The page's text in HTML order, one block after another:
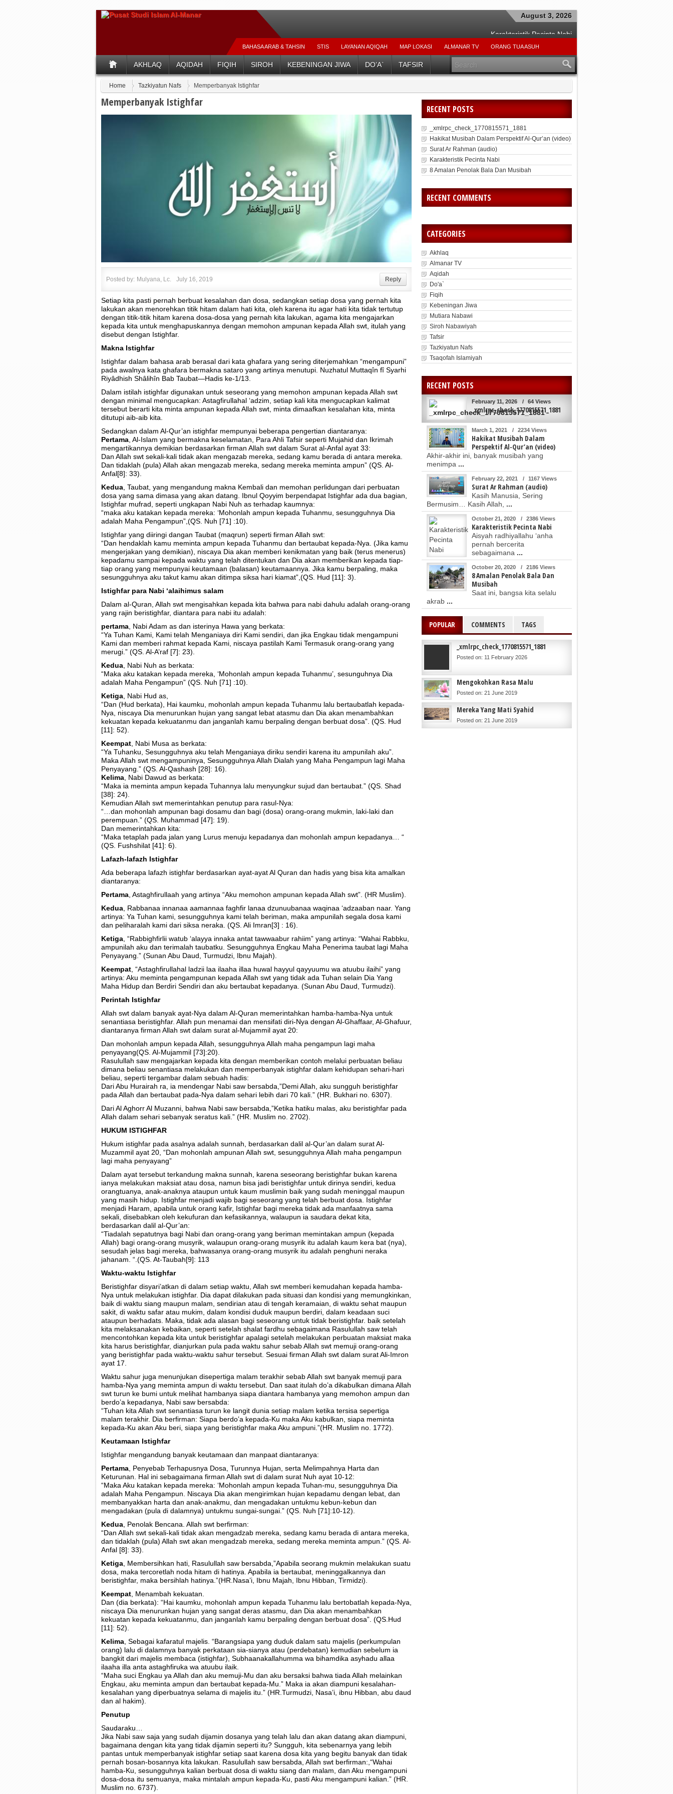
August 3, 2026
Karakteristik Pecinta Nabi
Beban Dan Tanggung Jawab Suami
Belajar Dari Sang Teladan Ibrahim Alaihis Salam
Hindari Kemunafikan
BAHASA ARAB & TAHSIN STIS LAYANAN AQIQAH MAP LOKASI ALMANAR TV ORANG TUA ASUH
AKHLAQ AQIDAH FIQIH SIROH KEBENINGAN JIWA DO’A` TAFSIR
Home Tazkiyatun Nafs Memperbanyak Istighfar
Memperbanyak Istighfar
Posted by: Mulyana, Lc. July 16, 2019 Reply
Setiap kita pasti pernah berbuat kesalahan dan dosa, sedangkan setiap dosa yang pernah kita
lakukan akan menorehkan titik hitam dalam hati kita, oleh karena itu agar hati kita tidak tertutup
dengan titik-titik hitam karena dosa-dosa yang pernah kita lakukan, agama kita mengajarkan
kepada kita untuk menghapuskannya dengan memohon ampunan kepada Allah swt, itulah yang
disebut dengan Istighfar.
Makna Istighfar
Istighfar dalam bahasa arab berasal dari kata ghafara yang sering diterjemahkan “mengampuni”
pada awalnya kata ghafara bermakna sataro yang artinya menutupi. Nuzhatul Muttaqîn fî Syarhi
Riyâdhish Shâlihîn Bab Taubat—Hadis ke-1/13.
Dalam istilah istighfar digunakan untuk seseorang yang memohon ampunan kepada Allah swt
dengan minimal mengucapkan: Astagfirullahal ‘adzim, setiap kali kita mengucapkan kalimat
tersebut berarti kita minta ampunan kepada Allah swt, minta dimaafkan kesalahan kita, minta
ditutupi aib-aib kita.
Sedangkan dalam Al-Qur’an istighfar mempunyai beberapa pengertian diantaranya:
Pertama, Al-Islam yang bermakna keselamatan, Para Ahli Tafsir seperti Mujahid dan Ikrimah
mengartikannya demikian berdasarkan firman Allah swt dalam Surat al-Anfal ayat 33:
Dan Allah swt sekali-kali tidak akan mengazab mereka, sedang kamu berada di antara mereka.
Dan tidaklah (pula) Allah akan mengazab mereka, sedang mereka meminta ampun” (QS. Al-
Anfal[8]: 33).
Kedua, Taubat, yang mengandung makna Kembali dan memohan perlidungan dari perbuatan
dosa yang sama dimasa yang akan datang. Ibnul Qoyyim berpendapat Istighfar ada dua bagian,
Istighfar mufrad, seperti ungkapan Nabi Nuh as terhadap kaumnya:
“maka aku katakan kepada mereka: ‘Mohonlah ampun kepada Tuhanmu, sesungguhnya Dia
adalah Maha Pengampun”,(QS. Nuh [71] :10).
Istighfar yang diiringi dangan Taubat (maqrun) seperti firman Allah swt:
“Dan hendaklah kamu meminta ampun kepada Tuhanmu dan bertaubat kepada-Nya. (Jika kamu
mengerjakan yang demikian), niscaya Dia akan memberi kenikmatan yang baik (terus menerus)
kepadamu sampai kepada waktu yang telah ditentukan dan Dia akan memberikan kepada tiap-
tiap orang yang mempunyai keutamaan (balasan) keutamaannya. Jika kamu berpaling, maka
sesungguhnya aku takut kamu akan ditimpa siksa hari kiamat”,(QS. Hud [11]: 3).
Istighfar para Nabi ‘alaihimus salam
Dalam al-Quran, Allah swt mengisahkan kepada kita bahwa para nabi dahulu adalah orang-orang
yang rajin beristighfar, diantara para nabi itu adalah:
pertama, Nabi Adam as dan isterinya Hawa yang berkata:
“Ya Tuhan Kami, Kami telah Menganiaya diri Kami sendiri, dan jika Engkau tidak mengampuni
Kami dan memberi rahmat kepada Kami, niscaya pastilah Kami Termasuk orang-orang yang
merugi.” (QS. Al-A’raf [7]: 23).
Kedua, Nabi Nuh as berkata:
“Maka aku katakan kepada mereka, ‘Mohonlah ampun kepada Tuhanmu’, sesunguhnya Dia
adalah Maha Pengampun” (QS. Nuh [71] :10).
Ketiga, Nabi Hud as,
“Dan (Hud berkata), Hai kaumku, mohonlah ampun kepada Tuhanmu lalu bertaubatlah kepada-
Nya, niscaya Dia menurunkan hujan yang sangat lebat atasmu dan Dia akan menambahkan
kekuatan kepada kekuatanmu dan janganlah kamu berpaling dengan berbuat dosa”. (QS. Hud
[11]: 52).
Keempat, Nabi Musa as berkata:
“Ya Tuhanku, Sesungguhnya aku telah Menganiaya diriku sendiri karena itu ampunilah aku”.
Maka Allah swt mengampuninya, Sesungguhnya Allah Dialah yang Maha Pengampun lagi Maha
Penyayang.” (QS. Al-Qashash [28]: 16).
Kelima, Nabi Dawud as berkata:
“Maka ia meminta ampun kepada Tuhannya lalu menyungkur sujud dan bertaubat.” (QS. Shad
[38]: 24).
Kemudian Allah swt memerintahkan penutup para rasul-Nya:
“…dan mohonlah ampunan bagi dosamu dan bagi (dosa) orang-orang mukmin, laki-laki dan
perempuan.” (QS. Muhammad [47]: 19).
Dan memerintahkan kita:
“Maka tetaplah pada jalan yang Lurus menuju kepadanya dan mohonlah ampun kepadanya… “
(QS. Fushshilat [41]: 6).
Lafazh-lafazh Istighfar
Ada beberapa lafazh istighfar berdasarkan ayat-ayat Al Quran dan hadis yang bisa kita amalkan
diantaranya:
Pertama, Astaghfirullaah yang artinya “Aku memohon ampunan kepada Allah swt”. (HR Muslim).
Kedua, Rabbanaa innanaa aamannaa faghfir lanaa dzunuubanaa waqinaa ‘adzaaban naar. Yang
artinya: Ya Tuhan kami, sesungguhnya kami telah beriman, maka ampunilah segala dosa kami
dan peliharalah kami dari siksa neraka. (QS. Ali Imran[3] : 16).
Ketiga, “Rabbighfirlii watub ‘alayya innaka antat tawwaabur rahiim” yang artinya: “Wahai Rabbku,
ampunilah aku dan terimalah taubatku. Sesungguhnya Engkau Maha Penerima taubat lagi Maha
Penyayang.” (Sunan Abu Daud, Turmudzi, Ibnu Majah).
Keempat, “Astaghfirullahal ladzii laa ilaaha illaa huwal hayyul qayyuumu wa atuubu ilaihi” yang
artinya: Aku meminta pengampunan kepada Allah swt yang tidak ada Tuhan selain Dia Yang
Maha Hidup dan Berdiri Sendiri dan aku bertaubat kepadanya. (Sunan Abu Daud, Turmudzi).
Perintah Istighfar
Allah swt dalam banyak ayat-Nya dalam Al-Quran memerintahkan hamba-hamba-Nya untuk
senantiasa beristighfar. Allah pun menamai dan mensifati diri-Nya dengan Al-Ghaffaar, Al-Ghafuur,
diantaranya firman Allah swt dalam surat al-Mujammil ayat 20:
Dan mohonlah ampun kepada Allah, sesungguhnya Allah maha pengampun lagi maha
penyayang(QS. Al-Mujammil [73]:20).
Rasulullah saw mengajarkan kepada kita dengan memberikan contoh melalui perbuatan beliau
dimana beliau senantiasa melakukan dan memperbanyak istighfar dalam kehidupan sehari-hari
beliau, seperti tergambar dalam sebuah hadis:
Dari Abu Hurairah ra, ia mendengar Nabi saw bersabda,”Demi Allah, aku sungguh beristighfar
pada Allah dan bertaubat pada-Nya dalam sehari lebih dari 70 kali.” (HR. Bukhari no. 6307).
Dari Al Aghorr Al Muzanni, bahwa Nabi saw bersabda,”Ketika hatiku malas, aku beristighfar pada
Allah dalam sehari sebanyak seratus kali.” (HR. Muslim no. 2702).
HUKUM ISTIGHFAR
Hukum istighfar pada asalnya adalah sunnah, berdasarkan dalil al-Qur’an dalam surat Al-
Muzammil ayat 20, “Dan mohonlah ampunan Allah swt, sesungguhnya Allah maha pengampun
lagi maha penyayang”
Dalam ayat tersebut terkandung makna sunnah, karena seseorang beristighfar bukan karena
ianya melakukan maksiat atau dosa, namun bisa jadi beristighfar untuk dirinya sendiri, kedua
orangtuanya, anak-anaknya ataupun untuk kaum muslimin baik yang sudah meninggal maupun
yang masih hidup. Istighfar menjadi wajib bagi seseorang yang telah berbuat dosa. Istighfar
menjadi Haram, apabila untuk orang kafir, Istighfar bagi mereka tidak ada manfaatnya sama
sekali, disebabkan oleh kekufuran dan kefasikannya, walaupun ia saudara dekat kita,
berdasarkan dalil al-Qur’an:
“Tiadalah sepatutnya bagi Nabi dan orang-orang yang beriman memintakan ampun (kepada
Allah) bagi orang-orang musyrik, walaupun orang-orang musyrik itu adalah kaum kera bat (nya),
sesudah jelas bagi mereka, bahwasanya orang-orang musyrik itu adalah penghuni neraka
jahanam. “.(QS. At-Taubah[9]: 113
Waktu-waktu Istighfar
Beristighfar disyari’atkan di dalam setiap waktu, Allah swt memberi kemudahan kepada hamba-
Nya untuk melakukan istighfar. Dia dapat dilakukan pada situasi dan kondisi yang memungkinkan,
baik di waktu siang maupun malam, sendirian atau di tengah keramaian, di waktu sehat maupun
sakit, di waktu safar atau mukim, dalam kondisi duduk maupun berdiri, dalam keadaan suci
ataupun berhadats. Maka, tidak ada alasan bagi seseorang untuk tidak beristighfar. baik setelah
kita melaksanakan kebaikan, seperti setelah shalat fardhu sebagaimana Rasulullah saw telah
mencontohkan kepada kita untuk beristighfar apalagi setelah melakukan perbuatan maksiat maka
kita harus beristighfar, dianjurkan pula pada waktu sahur sebab Allah swt memuji orang-orang
yang beristighfar pada waktu-waktu sahur tersebut. Sesuai firman Allah swt dalam surat Ali-Imron
ayat 17.
Waktu sahur juga menunjukan disepertiga malam terakhir sebab Allah swt banyak memuji para
hamba-Nya yang meminta ampun di waktu tersebut. Dan saat itulah do’a dikabulkan dimana Allah
swt turun ke bumi untuk melihat hambanya siapa diantara hambanya yang memohon ampun dan
berdo’a kepadanya, Nabi saw bersabda:
“Tuhan kita Allah swt senantiasa turun ke langit dunia setiap malam ketika tersisa sepertiga
malam terakhir. Dia berfirman: Siapa berdo’a kepada-Ku maka Aku kabulkan, siapa meminta
kepada-Ku akan Aku beri, siapa yang beristighfar maka Aku ampuni.”(HR. Muslim no. 1772).
Keutamaan Istighfar
Istighfar mengandung banyak keutamaan dan manpaat diantaranya:
Pertama, Penyebab Terhapusnya Dosa, Turunnya Hujan, serta Melimpahnya Harta dan
Keturunan. Hal ini sebagaimana firman Allah swt di dalam surat Nuh ayat 10-12:
“Maka Aku katakan kepada mereka: ‘Mohonlah ampun kepada Tuhan-mu, sesungguhnya Dia
adalah Maha Pengampun. Niscaya Dia akan mengirimkan hujan kepadamu dengan lebat, dan
membanyakkan harta dan anak-anakmu, dan mengadakan untukmu kebun-kebun dan
mengadakan (pula di dalamnya) untukmu sungai-sungai.” (QS. Nuh [71]:10-12).
Kedua, Penolak Bencana. Allah swt berfirman:
“Dan Allah swt sekali-kali tidak akan mengadzab mereka, sedang kamu berada di antara mereka,
dan tidaklah (pula) Allah swt akan mengadzab mereka, sedang mereka meminta ampun.” (QS. Al-
Anfal [8]: 33).
Ketiga, Membersihkan hati, Rasulullah saw bersabda,”Apabila seorang mukmin melakukan suatu
dosa, maka tercoretlah noda hitam di hatinya. Apabila ia bertaubat, meninggalkannya dan
beristighfar, maka bersihlah hatinya.”(HR.Nasa’i, Ibnu Majah, Ibnu Hibban, Tirmidzi).
Keempat, Menambah kekuatan.
Dan (dia berkata): “Hai kaumku, mohonlah ampun kepada Tuhanmu lalu bertobatlah kepada-Nya,
niscaya Dia menurunkan hujan yang sangat deras atasmu, dan Dia akan menambahkan
kekuatan kepada kekuatanmu, dan janganlah kamu berpaling dengan berbuat dosa”. (QS.Hud
[11]: 52).
Kelima, Sebagai kafaratul majelis. “Barangsiapa yang duduk dalam satu majelis (perkumpulan
orang) lalu di dalamnya banyak perkataan sia-sianya atau (perdebatan) kemudian sebelum ia
bangkit dari majelis membaca (istighfar), Subhaanakallahumma wa bihamdika asyhadu allaa
ilaaha illa anta astaghfiruka wa atuubu ilaik.
“Maha suci Engkau ya Allah dan aku memuji-Mu dan aku bersaksi bahwa tiada Allah melainkan
Engkau, aku meminta ampun dan bertaubat kepada-Mu.” Maka ia akan diampuni kesalahan-
kesalahan yang diperbuatnya selama di majelis itu.” (HR.Turmudzi, Nasa’i, ibnu Hibban, abu daud
dan al hakim).
Penutup
Saudaraku…
Jika Nabi saw saja yang sudah dijamin dosanya yang telah lalu dan akan datang akan diampuni,
bagaimana dengan kita yang tidak dijamin seperti itu? Sungguh, kita sebenarnya yang lebih
pantas untuk memperbanyak istighfar setiap saat karena dosa kita yang begitu banyak dan tidak
pernah bosan-bosannya kita lakukan. Rasulullah saw bersabda, Allah swt berfirman:,“Wahai
hamba-Ku, sesungguhnya kalian berbuat dosa di waktu siang dan malam, dan Aku mengampuni
dosa-dosa itu semuanya, maka mintalah ampun kepada-Ku, pasti Aku mengampuni kalian.” (HR.
Muslim no. 6737).
RECENT POSTS
_xmlrpc_check_1770815571_1881
Hakikat Musibah Dalam Perspektif Al-Qur’an (video)
Surat Ar Rahman (audio)
Karakteristik Pecinta Nabi
8 Amalan Penolak Bala Dan Musibah
RECENT COMMENTS
CATEGORIES
Akhlaq
Almanar TV
Aqidah
Do'a`
Fiqih
Kebeningan Jiwa
Mutiara Nabawi
Siroh Nabawiyah
Tafsir
Tazkiyatun Nafs
Tsaqofah Islamiyah
RECENT POSTS
February 11, 2026 / 64 Views
_xmlrpc_check_1770815571_1881
March 1, 2021 / 2234 Views
Hakikat Musibah Dalam
Perspektif Al-Qur’an (video)
Akhir-akhir ini, banyak musibah yang
menimpa ...
February 22, 2021 / 1167 Views
Surat Ar Rahman (audio)
Kasih Manusia, Sering
Bermusim… Kasih Allah, ...
October 21, 2020 / 2386 Views
Karakteristik Pecinta Nabi
Aisyah radhiyallahu ‘anha
pernah bercerita
sebagaimana ...
October 20, 2020 / 2186 Views
8 Amalan Penolak Bala Dan
Musibah
Saat ini, bangsa kita selalu
akrab ...
POPULAR COMMENTS TAGS
_xmlrpc_check_1770815571_1881
Posted on: 11 February 2026
Mengokohkan Rasa Malu
Posted on: 21 June 2019
Mereka Yang Mati Syahid
Posted on: 21 June 2019